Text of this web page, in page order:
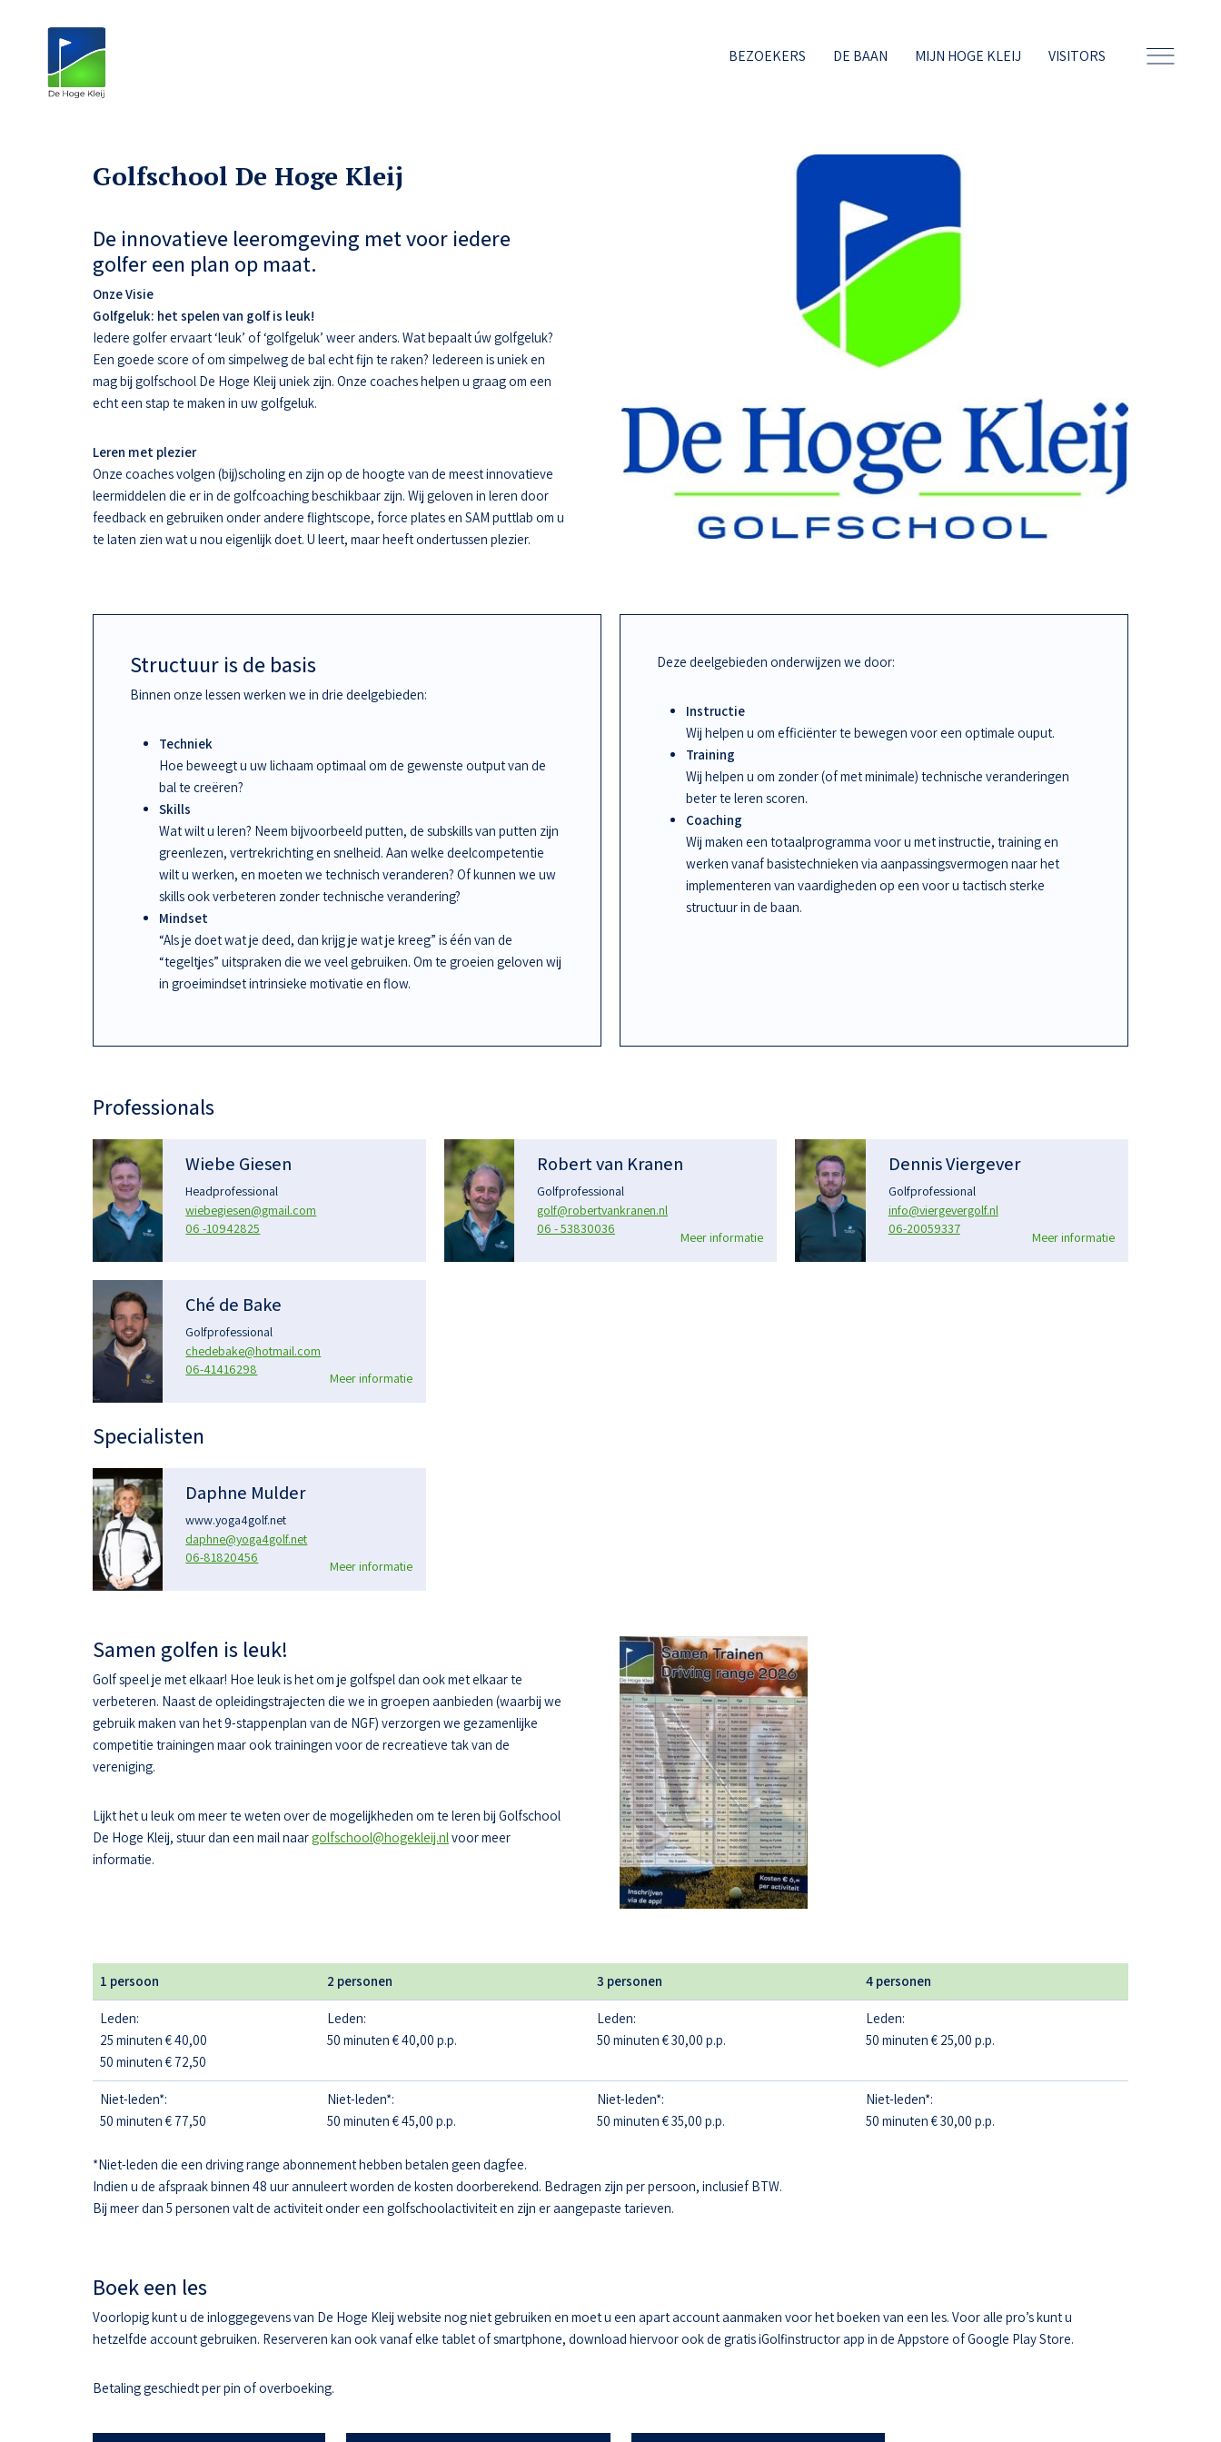
BEZOEKERS DE BAAN MIJN HOGE KLEIJ VISITORS
Golfschool De Hoge Kleij
De innovatieve leeromgeving met voor iedere
golfer een plan op maat.
Onze Visie
Golfgeluk: het spelen van golf is leuk!
Iedere golfer ervaart ‘leuk’ of ‘golfgeluk’ weer anders. Wat bepaalt úw golfgeluk?
Een goede score of om simpelweg de bal echt fijn te raken? Iedereen is uniek en
mag bij golfschool De Hoge Kleij uniek zijn. Onze coaches helpen u graag om een
echt een stap te maken in uw golfgeluk.
Leren met plezier
Onze coaches volgen (bij)scholing en zijn op de hoogte van de meest innovatieve
leermiddelen die er in de golfcoaching beschikbaar zijn. Wij geloven in leren door
feedback en gebruiken onder andere flightscope, force plates en SAM puttlab om u
te laten zien wat u nou eigenlijk doet. U leert, maar heeft ondertussen plezier.
Structuur is de basis
Binnen onze lessen werken we in drie deelgebieden:
Techniek
Hoe beweegt u uw lichaam optimaal om de gewenste output van de
bal te creëren?
Skills
Wat wilt u leren? Neem bijvoorbeeld putten, de subskills van putten zijn
greenlezen, vertrekrichting en snelheid. Aan welke deelcompetentie
wilt u werken, en moeten we technisch veranderen? Of kunnen we uw
skills ook verbeteren zonder technische verandering?
Mindset
“Als je doet wat je deed, dan krijg je wat je kreeg” is één van de
“tegeltjes” uitspraken die we veel gebruiken. Om te groeien geloven wij
in groeimindset intrinsieke motivatie en flow.
Deze deelgebieden onderwijzen we door:
Instructie
Wij helpen u om efficiënter te bewegen voor een optimale ouput.
Training
Wij helpen u om zonder (of met minimale) technische veranderingen
beter te leren scoren.
Coaching
Wij maken een totaalprogramma voor u met instructie, training en
werken vanaf basistechnieken via aanpassingsvermogen naar het
implementeren van vaardigheden op een voor u tactisch sterke
structuur in de baan.
Professionals
Wiebe Giesen
Headprofessional
wiebegiesen@gmail.com
06 -10942825
Robert van Kranen
Golfprofessional
golf@robertvankranen.nl
06 - 53830036
Meer informatie
Dennis Viergever
Golfprofessional
info@viergevergolf.nl
06-20059337
Meer informatie
Ché de Bake
Golfprofessional
chedebake@hotmail.com
06-41416298
Meer informatie
Specialisten
Daphne Mulder
www.yoga4golf.net
daphne@yoga4golf.net
06-81820456
Meer informatie
Samen golfen is leuk!
Golf speel je met elkaar! Hoe leuk is het om je golfspel dan ook met elkaar te
verbeteren. Naast de opleidingstrajecten die we in groepen aanbieden (waarbij we
gebruik maken van het 9-stappenplan van de NGF) verzorgen we gezamenlijke
competitie trainingen maar ook trainingen voor de recreatieve tak van de
vereniging.
Lijkt het u leuk om meer te weten over de mogelijkheden om te leren bij Golfschool
De Hoge Kleij, stuur dan een mail naargolfschool@hogekleij.nlvoor meer
informatie.
1 persoon 2 personen 3 personen 4 personen
Leden:
25 minuten € 40,00
50 minuten € 72,50
Leden:
50 minuten € 40,00 p.p.
Leden:
50 minuten € 30,00 p.p.
Leden:
50 minuten € 25,00 p.p.
Niet-leden*:
50 minuten € 77,50
Niet-leden*:
50 minuten € 45,00 p.p.
Niet-leden*:
50 minuten € 35,00 p.p.
Niet-leden*:
50 minuten € 30,00 p.p.
*Niet-leden die een driving range abonnement hebben betalen geen dagfee.
Indien u de afspraak binnen 48 uur annuleert worden de kosten doorberekend. Bedragen zijn per persoon, inclusief BTW.
Bij meer dan 5 personen valt de activiteit onder een golfschoolactiviteit en zijn er aangepaste tarieven.
Boek een les
Voorlopig kunt u de inloggegevens van De Hoge Kleij website nog niet gebruiken en moet u een apart account aanmaken voor het boeken van een les. Voor alle pro’s kunt u
hetzelfde account gebruiken. Reserveren kan ook vanaf elke tablet of smartphone, download hiervoor ook de gratis iGolfinstructor app in de Appstore of Google Play Store.
Betaling geschiedt per pin of overboeking.